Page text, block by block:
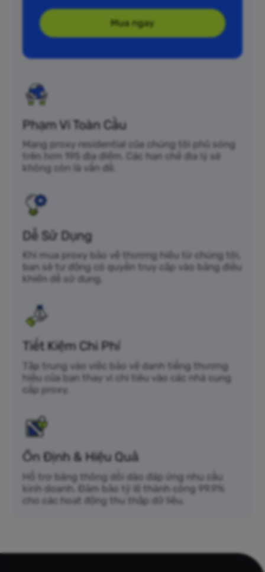
Mua ngay
Phạm Vi Toàn Cầu
Mạng proxy residential của chúng tôi phủ sóng
trên hơn 195 địa điểm. Các hạn chế địa lý sẽ
không còn là vấn đề.
Dễ Sử Dụng
Khi mua proxy bảo vệ thương hiệu từ chúng tôi,
bạn sẽ tự động có quyền truy cập vào bảng điều
khiển dễ sử dụng.
Tiết Kiệm Chi Phí
Tập trung vào việc bảo vệ danh tiếng thương
hiệu của bạn thay vì chi tiêu vào các nhà cung
cấp proxy.
Ổn Định & Hiệu Quả
Hỗ trợ băng thông dồi dào đáp ứng nhu cầu
kinh doanh. Đảm bảo tỷ lệ thành công 99.9%
cho các hoạt động thu thập dữ liệu.